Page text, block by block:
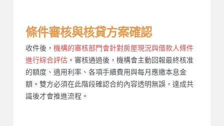
條件審核與核貸方案確認
收件後， 機構的審核部門會針對房屋現況與借款人條件
進行綜合評估 。審核通過後，機構會主動回報最終核准
的額度、適用利率、各項手續費用與每月應繳本息金
額。雙方必須在此階段確認合約內容透明無誤，達成共
識後才會推進流程。